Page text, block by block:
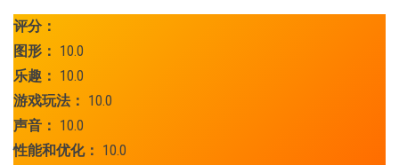
评分：
图形： 10.0
乐趣： 10.0
游戏玩法： 10.0
声音： 10.0
性能和优化： 10.0